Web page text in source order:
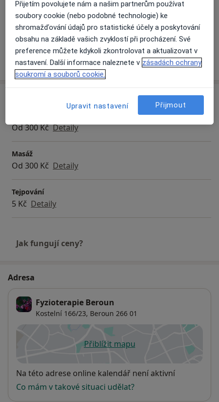
asistent ve špičkovém světově uznávaném
neurorehabilitačním zařízení Oxford centre for
enablement v Oxfordu.
Od září 2015 mám svou vlastní praxi na Plzeňské ulici v
Berouně.
Žádná potíž nemůže být překážkou! Přijďte se poradit,
jak si ulevit od bolestí pohybového aparátu.
Bolesti zad Bolesti šlach
Bolesti kloubů
Bolesti svalů
Sportovní úrazy +8
Více
o zkušenostech
Od 300 Kč Detaily
Masáž
Od 300 Kč Detaily
Tejpování
5 Kč Detaily
Jak fungují ceny?
Adresa
Fyzioterapie Beroun
Kostelní 166/23, Beroun 266 01
Přiblížit mapuse otevře v nové záložce
Dostupnost
Na této adrese online kalendář není aktivní
Co mám v takové situaci udělat?
Přijetím povolujete nám a našim partnerům používat
soubory cookie (nebo podobné technologie) ke
shromažďování údajů pro statistické účely a poskytování
obsahu na základě vašich zvyklostí při procházení. Své
preference můžete kdykoli zkontrolovat a aktualizovat v
nastavení. Další informace naleznete v zásadách ochrany
soukromí a souborů cookie.
Upravit nastavení Přijmout